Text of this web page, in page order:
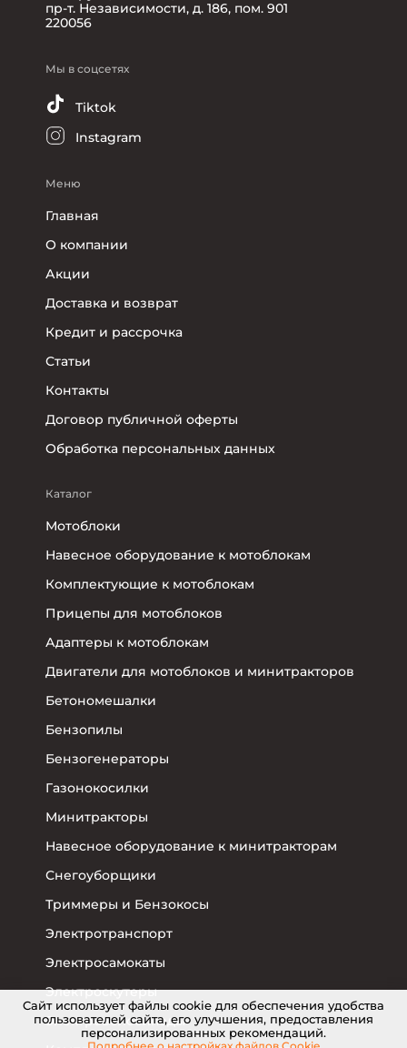
пр-т. Независимости, д. 186, пом. 901
220056
Мы в соцсетях
Tiktok
Instagram
Меню
Главная
О компании
Акции
Доставка и возврат
Кредит и рассрочка
Статьи
Контакты
Договор публичной оферты
Обработка персональных данных
Каталог
Мотоблоки
Навесное оборудование к мотоблокам
Комплектующие к мотоблокам
Прицепы для мотоблоков
Адаптеры к мотоблокам
Двигатели для мотоблоков и минитракторов
Бетономешалки
Бензопилы
Бензогенераторы
Газонокосилки
Минитракторы
Навесное оборудование к минитракторам
Снегоуборщики
Триммеры и Бензокосы
Электротранспорт
Электросамокаты
Электроскутеры
Электровелосипеды
Cайт использует файлы cookie для обеспечения удобства
пользователей сайта, его улучшения, предоставления
персонализированных рекомендаций.